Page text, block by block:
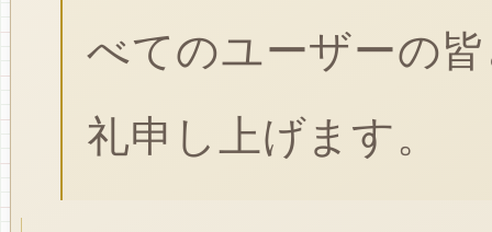
べてのユーザーの
礼申し上げます。